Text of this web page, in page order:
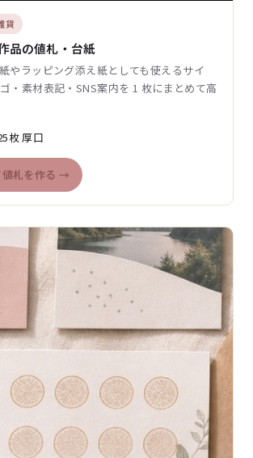
貨
品の値札・台紙
やラッピング添え紙としても使えるサイ
・素材表記・SNS案内を 1 枚にまとめて高
枚 厚口
値札を作る →